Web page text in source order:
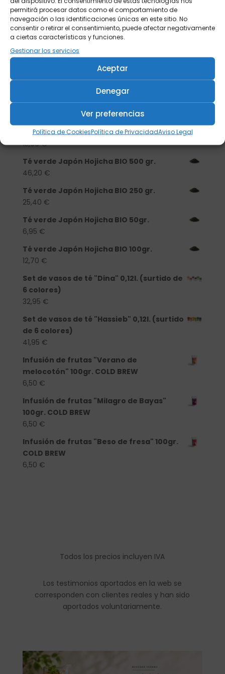
permitirá procesar datos como el comportamiento de
navegación o las identificaciones únicas en este sitio. No
consentir o retirar el consentimiento, puede afectar negativamente
a ciertas características y funciones.
Gestionar los servicios
Aceptar
Denegar
Ver preferencias
Política de CookiesPolítica de PrivacidadAviso Legal
Productos
Tisanera "Christmas Cats" 0,25l.
porcelana
13,90€
Té verde Japón Hojicha BIO 500 gr.
46,20 €
Té verde Japón Hojicha BIO 250 gr.
25,40 €
Té verde Japón Hojicha BIO 50gr.
6,95 €
Té verde Japón Hojicha BIO 100gr.
12,70 €
Set de vasos de té "Dina" 0,12l. (surtido de
6 colores)
32,95 €
Set de vasos de té "Hassieb" 0,12l. (surtido
de 6 colores)
41,95 €
Infusión de frutas "Verano de
melocotón" 100gr. COLD BREW
6,50 €
Infusión de frutas "Milagro de Bayas"
100gr. COLD BREW
6,50 €
Infusión de frutas "Beso de fresa" 100gr.
COLD BREW
6,50 €
Todos los precios incluyen IVA
Los testimonios aportados en la web se
corresponden con clientes reales y han sido
aportados voluntariamente.